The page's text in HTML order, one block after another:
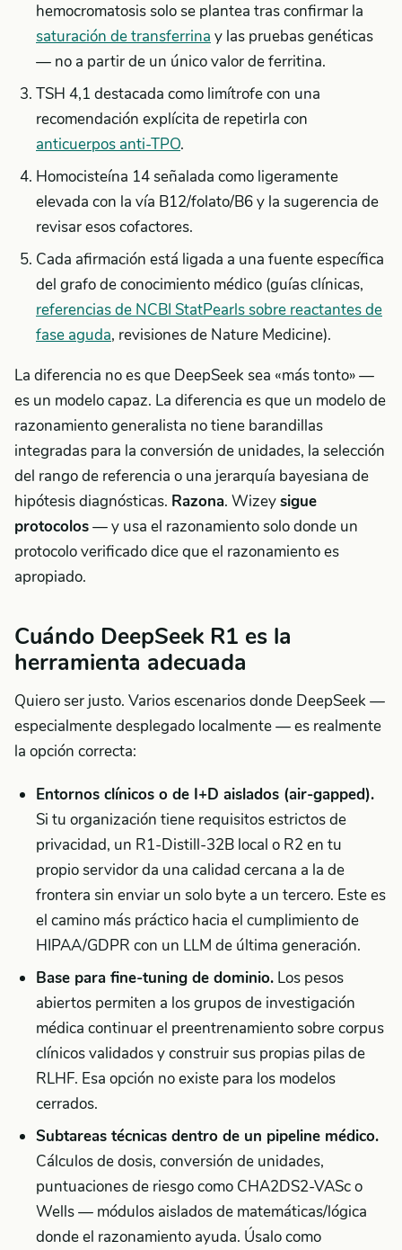
hemocromatosis solo se plantea tras confirmar la
saturación de transferrina y las pruebas genéticas
— no a partir de un único valor de ferritina.
TSH 4,1 destacada como limítrofe con una
recomendación explícita de repetirla con
anticuerpos anti-TPO.
Homocisteína 14 señalada como ligeramente
elevada con la vía B12/folato/B6 y la sugerencia de
revisar esos cofactores.
Cada afirmación está ligada a una fuente específica
del grafo de conocimiento médico (guías clínicas,
referencias de NCBI StatPearls sobre reactantes de
fase aguda, revisiones de Nature Medicine).
La diferencia no es que DeepSeek sea «más tonto» —
es un modelo capaz. La diferencia es que un modelo de
razonamiento generalista no tiene barandillas
integradas para la conversión de unidades, la selección
del rango de referencia o una jerarquía bayesiana de
hipótesis diagnósticas. Razona. Wizeysigue
protocolos— y usa el razonamiento solo donde un
protocolo verificado dice que el razonamiento es
apropiado.
Cuándo DeepSeek R1 es la
herramienta adecuada
Quiero ser justo. Varios escenarios donde DeepSeek —
especialmente desplegado localmente — es realmente
la opción correcta:
Entornos clínicos o de I+D aislados (air-gapped).
Si tu organización tiene requisitos estrictos de
privacidad, un R1-Distill-32B local o R2 en tu
propio servidor da una calidad cercana a la de
frontera sin enviar un solo byte a un tercero. Este es
el camino más práctico hacia el cumplimiento de
HIPAA/GDPR con un LLM de última generación.
Base para fine-tuning de dominio. Los pesos
abiertos permiten a los grupos de investigación
médica continuar el preentrenamiento sobre corpus
clínicos validados y construir sus propias pilas de
RLHF. Esa opción no existe para los modelos
cerrados.
Subtareas técnicas dentro de un pipeline médico.
Cálculos de dosis, conversión de unidades,
puntuaciones de riesgo como CHA2DS2-VASc o
Wells — módulos aislados de matemáticas/lógica
donde el razonamiento ayuda. Úsalo como